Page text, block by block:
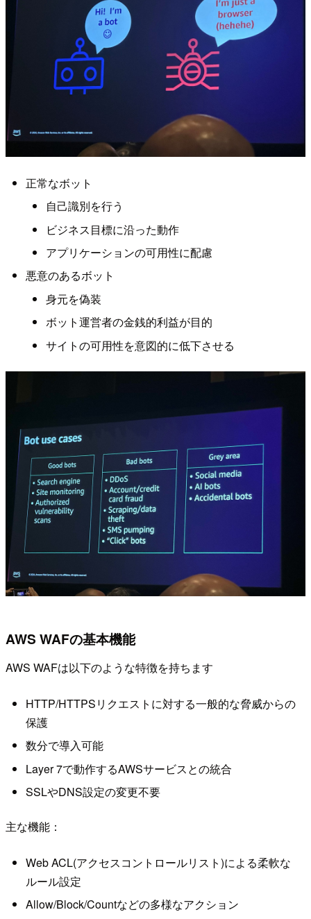
正常なボット
自己識別を行う
ビジネス目標に沿った動作
アプリケーションの可用性に配慮
悪意のあるボット
身元を偽装
ボット運営者の金銭的利益が目的
サイトの可用性を意図的に低下させる
AWS WAFの基本機能
AWS WAFは以下のような特徴を持ちます
HTTP/HTTPSリクエストに対する一般的な脅威からの
保護
数分で導入可能
Layer 7で動作するAWSサービスとの統合
SSLやDNS設定の変更不要
主な機能：
Web ACL(アクセスコントロールリスト)による柔軟な
ルール設定
Allow/Block/Countなどの多様なアクション